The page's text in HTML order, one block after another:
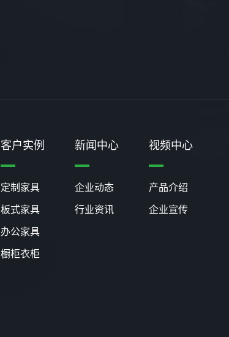
客户实例
定制家具
板式家具
办公家具
橱柜衣柜
新闻中心
企业动态
行业资讯
视频中心
产品介绍
企业宣传